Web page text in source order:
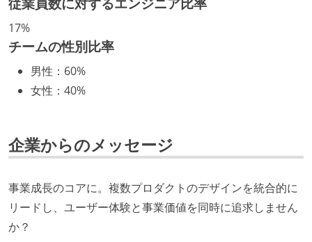
取締役（社内）または執行役員として、エンジニアリ
エンジニアが自発的に外部のイベントやカンファレン
スに登壇している
最新技術を追いかけるための社内勉強会が定期開催さ
している
開発メンバーの裁量
ユーザーのニーズや課題を理解するために、開発チー
17%
チームの性別比率
男性 ： 60%
女性 ： 40%
企業からのメッセージ
事業成長のコアに。複数プロダクトのデザインを統合的に
リードし、ユーザー体験と事業価値を同時に追求しません
か？